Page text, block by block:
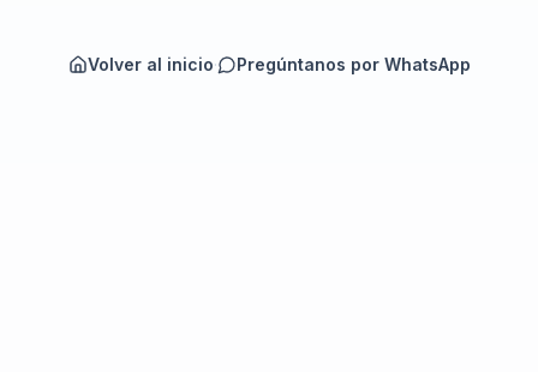
Volver al inicio· Pregúntanos por WhatsApp